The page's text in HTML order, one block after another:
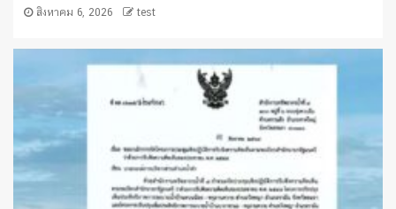
สิงหาคม 6, 2026 test